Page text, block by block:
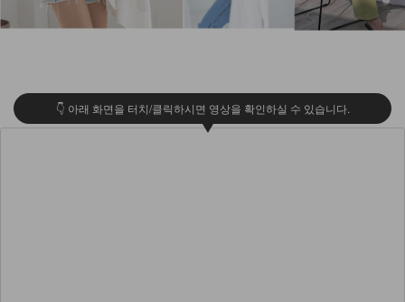
👇 아래 화면을 터치/클릭하시면 영상을 확인하실 수 있습니다.